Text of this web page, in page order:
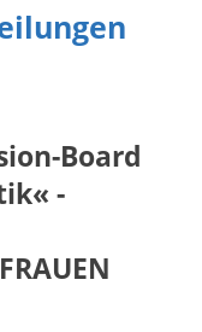
Board
-